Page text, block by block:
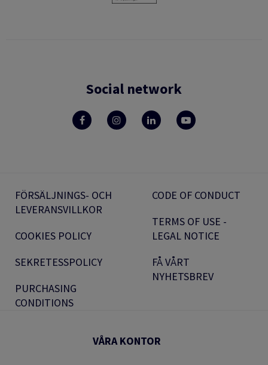
Social network
FÖRSÄLJNINGS- OCH
LEVERANSVILLKOR
COOKIES POLICY
SEKRETESSPOLICY
PURCHASING
CONDITIONS
CODE OF CONDUCT
TERMS OF USE -
LEGAL NOTICE
FÅ VÅRT
NYHETSBREV
VÅRA KONTOR